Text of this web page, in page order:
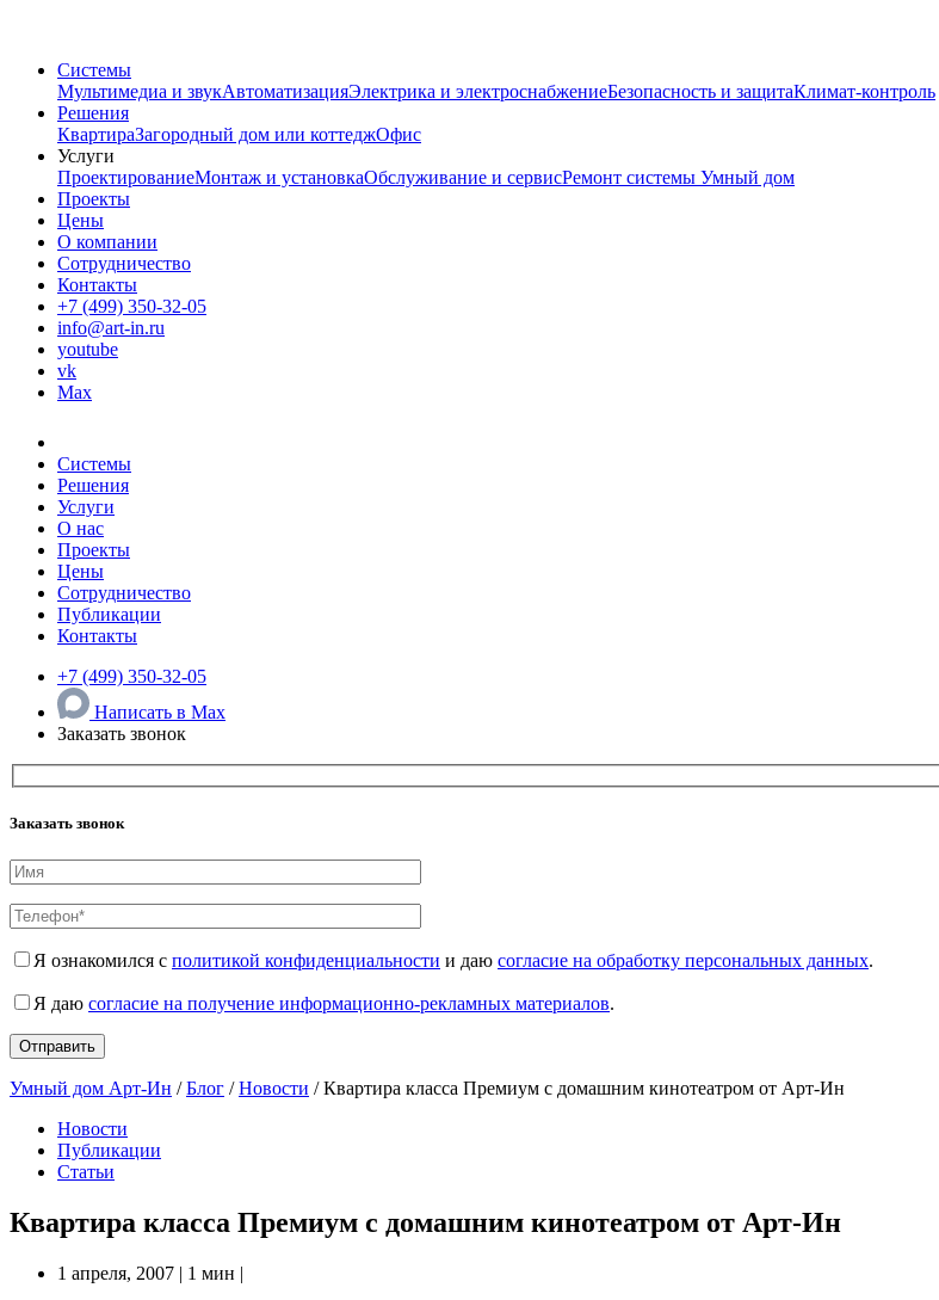
Системы
Мультимедиа и звукАвтоматизацияЭлектрика и электроснабжениеБезопасность и защитаКлимат-контроль
Решения
КвартираЗагородный дом или коттеджОфис
Услуги
ПроектированиеМонтаж и установкаОбслуживание и сервисРемонт системы Умный дом
Проекты
Цены
О компании
Сотрудничество
Контакты
+7 (499) 350-32-05
info@art-in.ru
youtube
vk
Max
Системы
Решения
Услуги
О нас
Проекты
Цены
Сотрудничество
Публикации
Контакты
+7 (499) 350-32-05
Написать в Max
Заказать звонок
Заказать звонок
Я ознакомился с политикой конфиденциальности и даю согласие на обработку персональных данных.
Я даю согласие на получение информационно-рекламных материалов.
Умный дом Арт-Ин /Блог /Новости /Квартира класса Премиум с домашним кинотеатром от Арт-Ин
Новости
Публикации
Статьи
Квартира класса Премиум с домашним кинотеатром от Арт-Ин
1 апреля, 2007 | 1 мин |